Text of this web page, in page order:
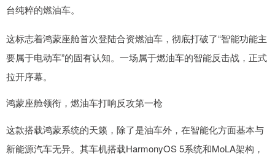
台纯粹的燃油车。
这标志着鸿蒙座舱首次登陆合资燃油车，彻底打破了“智能功能主
要属于电动车”的固有认知。一场属于燃油车的智能反击战，正式
拉开序幕。
鸿蒙座舱领衔，燃油车打响反攻第一枪
这款搭载鸿蒙系统的天籁，除了是油车外，在智能化方面基本与
新能源汽车无异。其车机搭载HarmonyOS 5系统和MoLA架构，